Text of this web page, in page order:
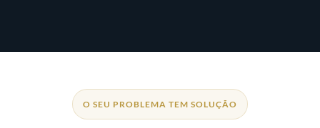
O SEU PROBLEMA TEM SOLUÇÃO